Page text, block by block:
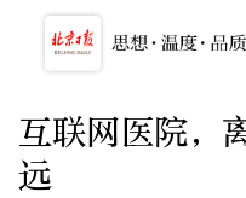
互联网医院，
远